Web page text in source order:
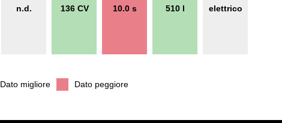
n.d. 136 CV 10.0 s 510 l elettrico
Dato migliore Dato peggiore